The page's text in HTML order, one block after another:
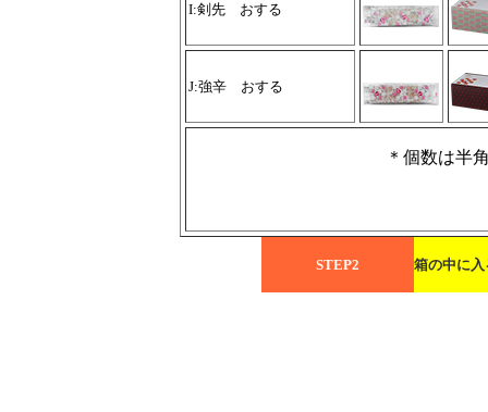
I:剣先 おする
J:強辛 おする
＊個数は半
STEP2 箱の中に